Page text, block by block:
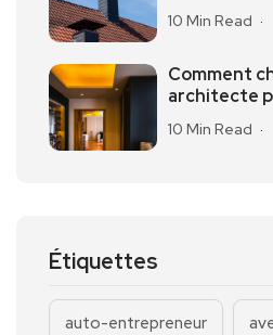
10 Min Read
Comment
architecte
10 Min Read
Étiquettes
auto-entrepreneur